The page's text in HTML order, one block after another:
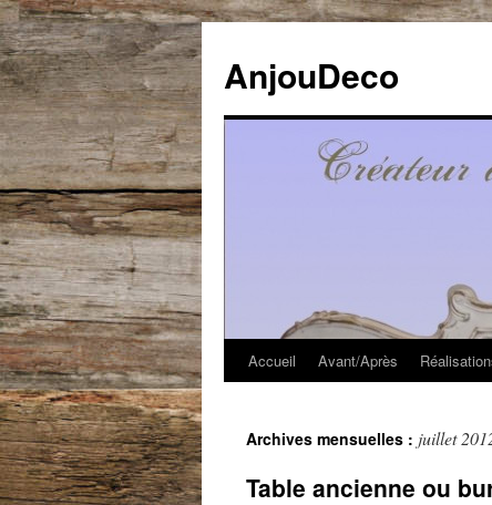
contenu
AnjouDeco
Accueil Avant/Après
Archives mensuelles : juillet
Table ancienne ou